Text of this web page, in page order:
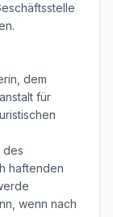
dem
für
des
haftenden
wenn nach